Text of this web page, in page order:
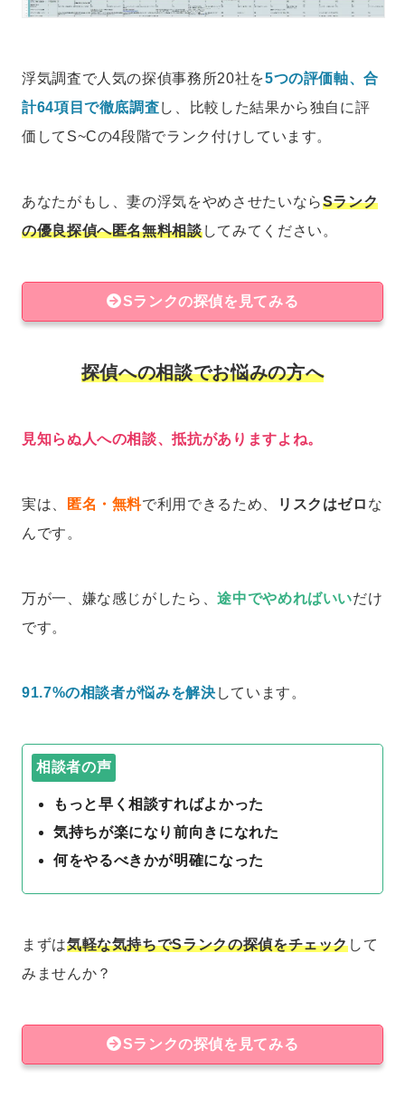
浮気調査で人気の探偵事務所20社を5つの評価軸、合
計64項目で徹底調査し、比較した結果から独自に評
価してS~Cの4段階でランク付けしています。
あなたがもし、妻の浮気をやめさせたいならSランク
の優良探偵へ匿名無料相談してみてください。
Sランクの探偵を見てみる
探偵への相談でお悩みの方へ
見知らぬ人への相談、抵抗がありますよね。
実は、 匿名・無料で利用できるため、 リスクはゼロ な
んです。
万が一、嫌な感じがしたら、途中でやめればいいだけ
です。
91.7%の相談者が悩みを解決 しています。
相談者の声
もっと早く相談すればよかった
気持ちが楽になり前向きになれた
何をやるべきかが明確になった
まずは気軽な気持ちでSランクの探偵をチェックして
みませんか？
Sランクの探偵を見てみる